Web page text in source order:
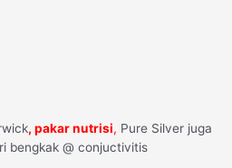
, pakar nutrisi, Pure Silver juga
bengkak @ conjuctivitis